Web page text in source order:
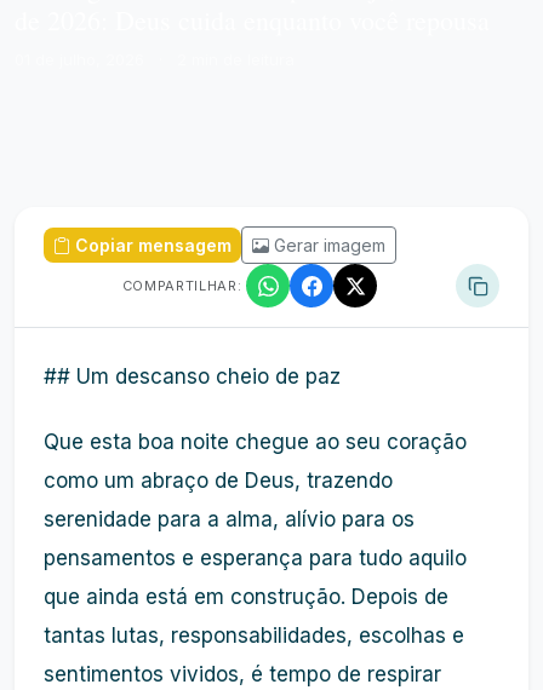
Copiar mensagem Gerar imagem
COMPARTILHAR:
## Um descanso cheio de paz
Que esta boa noite chegue ao seu coração
como um abraço de Deus, trazendo
serenidade para a alma, alívio para os
pensamentos e esperança para tudo aquilo
que ainda está em construção. Depois de
tantas lutas, responsabilidades, escolhas e
sentimentos vividos, é tempo de respirar